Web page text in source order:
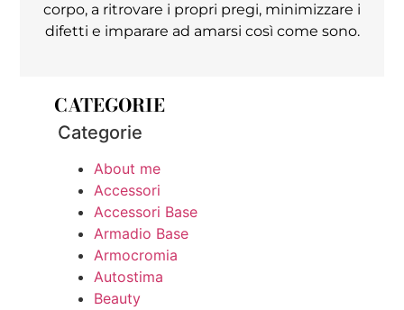
corpo, a ritrovare i propri pregi, minimizzare i
difetti e imparare ad amarsi così come sono.
CATEGORIE
Categorie
About me
Accessori
Accessori Base
Armadio Base
Armocromia
Autostima
Beauty